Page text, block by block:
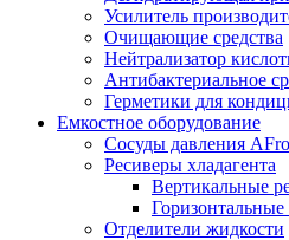
Усилитель
Очищающие средства
Нейтрализатор
Антибактериальное
Герметики для
Емкостное оборудование
Сосуды давления
Ресиверы хладагента
Вертикальные
Отделители жидкости